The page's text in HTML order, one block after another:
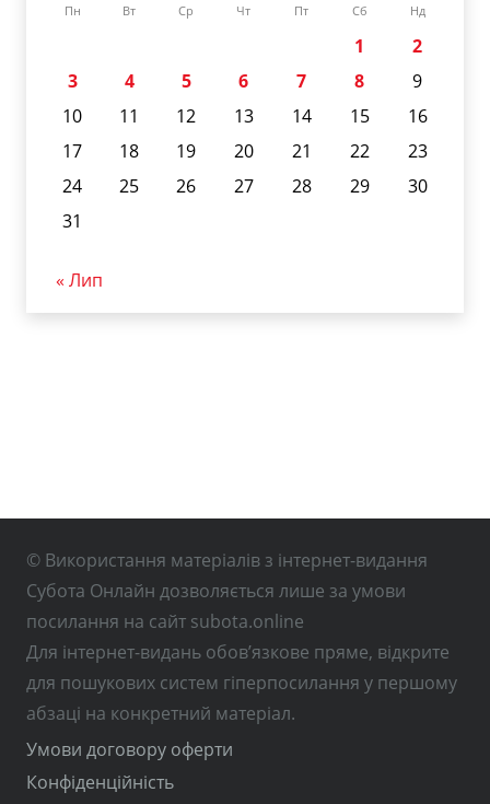
Пн Вт Ср Чт Пт Сб Нд
1
2
3
4 5 6 7 8
9
10
11 12 13 14 15
16
17
18 19 20 21 22
23
24
25 26 27 28 29
30
31
« Лип
© Використання матеріалів з інтернет-видання
Субота Онлайн дозволяється лише за умови
посилання на сайт subota.online
Для інтернет-видань обов’язкове пряме, відкрите
для пошукових систем гіперпосилання у першому
абзаці на конкретний матеріал.
Умови договору оферти
Конфіденційність